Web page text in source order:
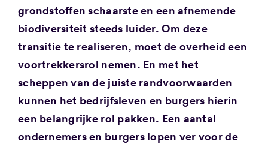
grondstoffen schaarste en een afnemende
biodiversiteit steeds luider. Om deze
transitie te realiseren, moet de overheid een
voortrekkersrol nemen. En met het
scheppen van de juiste randvoorwaarden
kunnen het bedrijfsleven en burgers hierin
een belangrijke rol pakken. Een aantal
ondernemers en burgers lopen ver voor de